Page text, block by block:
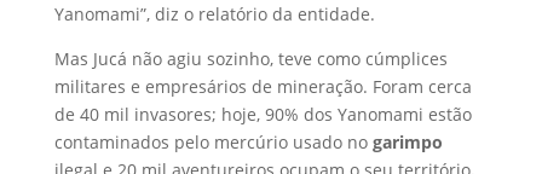
Yanomami”, diz o relatório da entidade.
Mas Jucá não agiu sozinho, teve como cúmplices
militares e empresários de mineração. Foram cerca
de 40 mil invasores; hoje, 90% dos Yanomami estão
contaminados pelo mercúrio usado no garimpo
ilegal e 20 mil aventureiros ocupam o seu território,